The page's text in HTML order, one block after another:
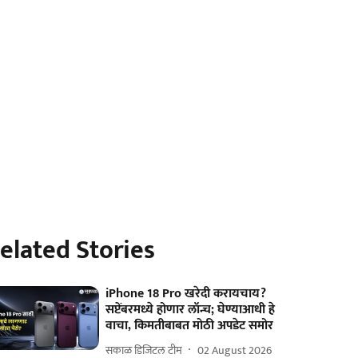
Stories
iPhone 18 Pro खरेदी करायचाय?
सप्टेंबरमध्ये होणार लॉन्च; घेण्याआधी हे
वाचा, किमतीबाबत मोठी अपडेट समोर
सकाळ डिजिटल टीम 02 August 2026